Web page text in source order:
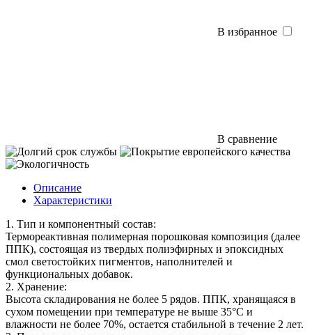
В избранное
В сравнение
Описание
Характеристики
1. Тип и компонентный состав:
Термореактивная полимерная порошковая композиция (далее
ППК), состоящая из твердых полиэфирных и эпоксидных
смол светостойких пигментов, наполнителей и
функциональных добавок.
2. Хранение:
Высота складирования не более 5 рядов. ППК, хранящаяся в
сухом помещении при температуре не выше 35°С и
влажности не более 70%, остается стабильной в течение 2 лет.